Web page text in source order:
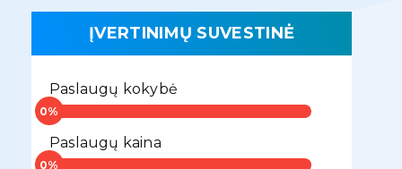
ĮVERTINIMŲ SUVESTINĖ
Paslaugų kokybė
Paslaugų kaina